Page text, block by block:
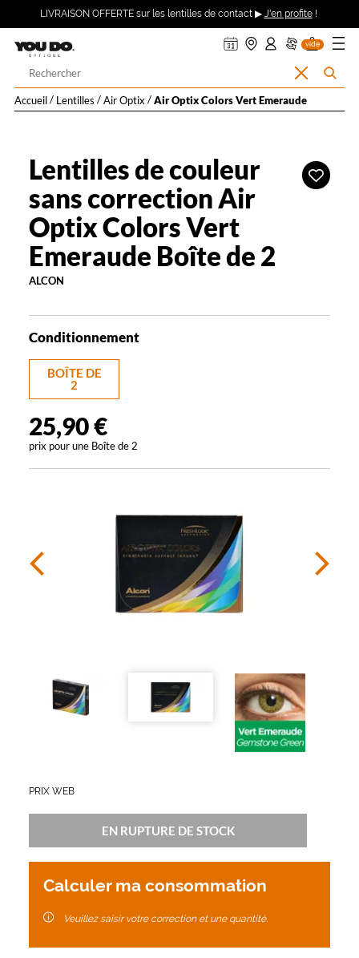
LIVRAISON OFFERTE sur les lentilles de contact ▶ J'en profite!
Opticien
LYNX
et
YOU
DO
Votre
recherche
Effacer
la
recherche
Rechercher
vide
le
menu
Accueil Lentilles Air Optix Air Optix Colors Vert Emeraude
Ajouter
à
Lentilles de couleur
sans correction Air
Optix Colors Vert
Emeraude Boîte de 2
ALCON
Conditionnement
BOÎTE DE
2
25,90 €
prix pour une Boîte de 2
Précédent
PRIX WEB
EN RUPTURE DE STOCK
Calculer ma consommation
Veuillez saisir votre correction et une quantité.
détaillée
Retour
l’accueil